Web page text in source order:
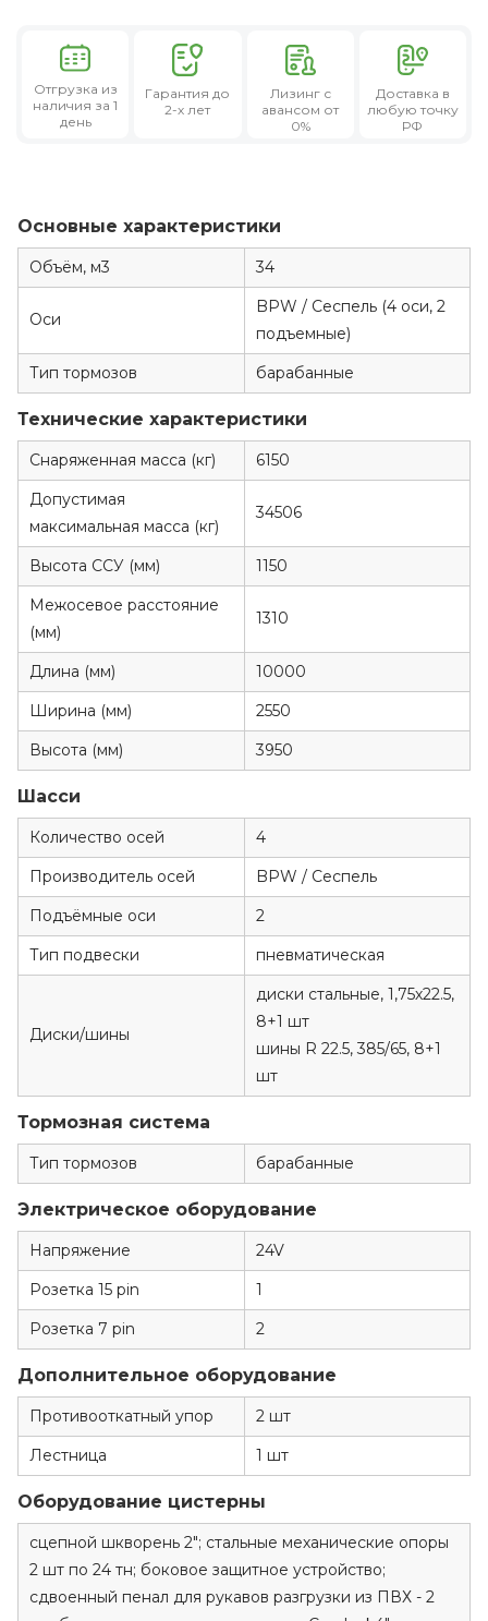
Отгрузка из
наличия за 1
день
Гарантия до
2-х лет
Лизингс
авансом от
0%
Доставка в
любую точку
РФ
Основные характеристики
Объём, м3 34
Оси
BPW / Сеспель (4 оси, 2
подъемные)
Тип тормозов
барабанные
Технические характеристики
Снаряженная масса (кг)
6150
Допустимая
максимальная масса (кг)
34506
Высота ССУ (мм)
1150
Межосевое расстояние
(мм)
1310
Длина (мм)
10000
Ширина (мм)
2550
Высота (мм)
3950
Шасси
Количество осей
4
Производитель осей
BPW / Сеспель
Подъёмные оси
2
Тип подвески
пневматическая
Диски/шины
диски стальные, 1,75х22.5,
8+1 шт
шины R 22.5, 385/65, 8+1
шт
Тормозная система
Тип тормозов барабанные
Электрическое оборудование
Напряжение
24V
Розетка 15 pin
1
Розетка 7 pin
2
Дополнительное оборудование
Противооткатный упор
2 шт
Лестница
1 шт
Оборудование цистерны
сцепной шкворень 2"; стальные механические опоры
2 шт по 24 тн; боковое защитное устройство;
сдвоенный пенал для рукавов разгрузки из ПВХ - 2